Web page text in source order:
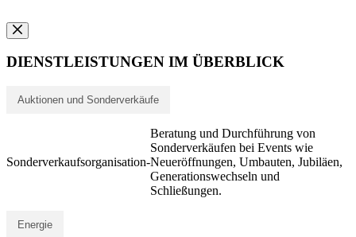
DIENSTLEISTUNGEN IM ÜBERBLICK
Auktionen und Sonderverkäufe
Sonderverkaufsorganisation-
Beratung und Durchführung von
Sonderverkäufen bei Events wie
Neueröffnungen, Umbauten, Jubiläen,
Generationswechseln und
Schließungen.
Energie